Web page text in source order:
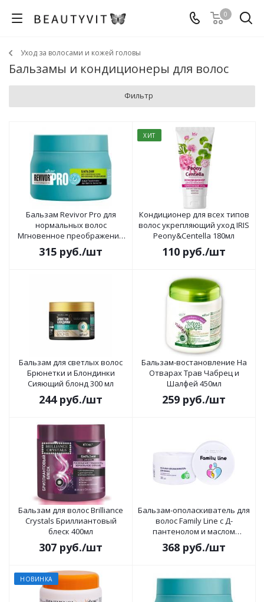
0
Уход за волосами и кожей головы
Бальзамы и кондиционеры для волос
Фильтр
Бальзам Revivor Pro для
нормальных волос
Мгновенное преображение
300мл
315 руб./шт
ХИТ
Кондиционер для всех типов
волос укрепляющий уход IRIS
Peony&Centella 180мл
110 руб./шт
Бальзам для светлых волос
Брюнетки и Блондинки
Сияющий блонд 300 мл
244руб./шт
Бальзам-востановление На
Отварах Трав Чабрец и
Шалфей 450мл
259 руб./шт
Бальзам для волос Brilliance
Crystals Бриллиантовый
блеск 400мл
307 руб./шт
Бальзам-ополаскиватель для
волос Family Line с Д-
пантенолом и маслом
грецкого ореха 300мл
368 руб./шт
НОВИНКА